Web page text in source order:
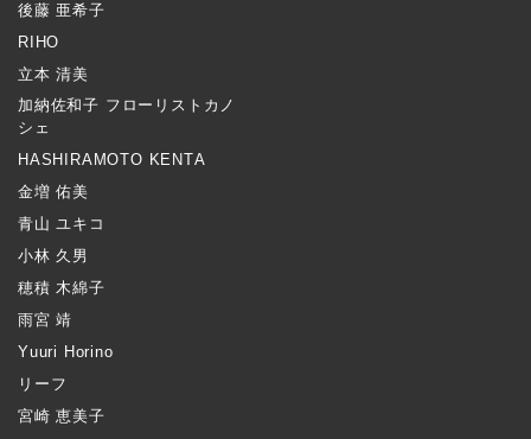
後藤 亜希子
RIHO
立本 清美
加納佐和子 フローリストカノ
シェ
HASHIRAMOTO KENTA
金増 佑美
青山 ユキコ
小林 久男
穂積 木綿子
雨宮 靖
Yuuri Horino
リーフ
宮崎 恵美子